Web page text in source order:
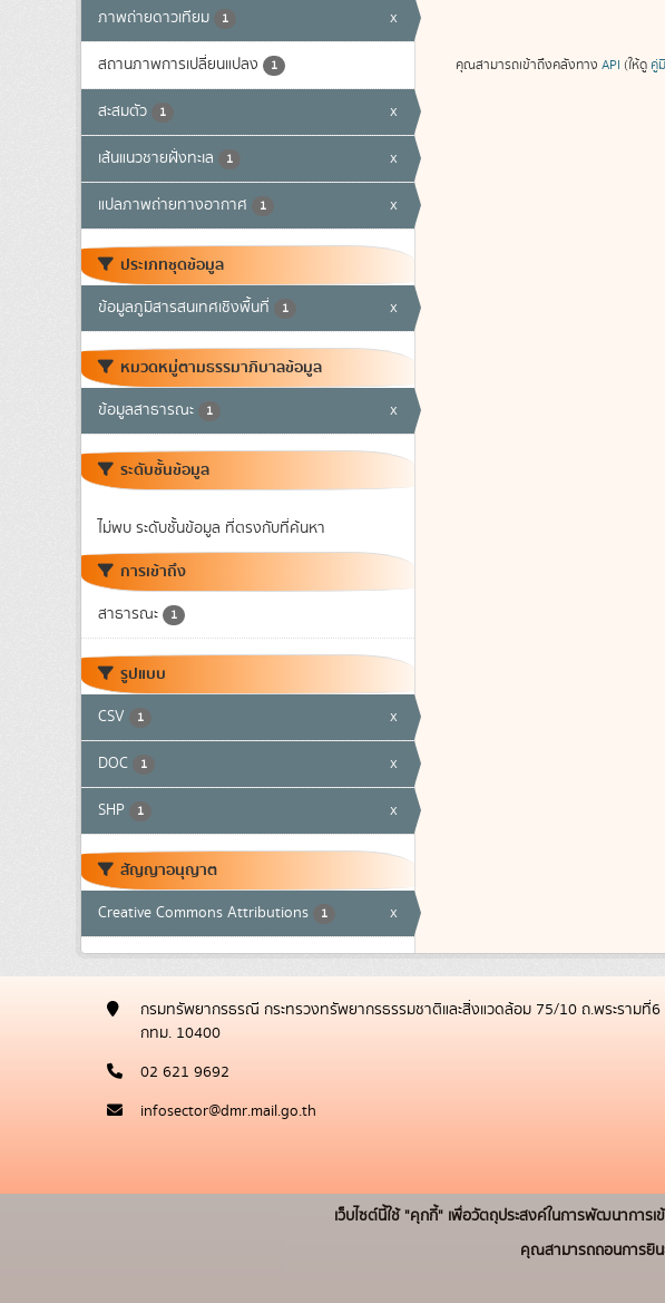
ภาพถ่ายดาวเทียม 1 x
สถานภาพการเปลี่ยนแปลง 1
สะสมตัว 1 x
เส้นแนวชายฝั่งทะเล 1 x
แปลภาพถ่ายทางอากาศ 1 x
ประเภทชุดข้อมูล
ข้อมูลภูมิสารสนเทศเชิงพื้นที่ 1 x
หมวดหมู่ตามธรรมาภิบาลข้อมูล
ข้อมูลสาธารณะ 1 x
ระดับชั้นข้อมูล
ไม่พบ ระดับชั้นข้อมูล ที่ตรงกับที่ค้นหา
การเข้าถึง
สาธารณะ 1
รูปแบบ
CSV 1 x
DOC 1 x
SHP 1 x
สัญญาอนุญาต
Creative Commons Attributions 1 x
คุณสามารถเข้าถึงคลังทาง API (ให้ดู คู่
กรมทรัพยากรธรณี กระทรวงทรัพยากรธรรมชาติและสิ่งแวดล้อม 75/10 ถ.พระรามที่6
กทม. 10400
02 621 9692
infosector@dmr.mail.go.th
เว็บไซต์นี้ใช้ "คุกกี้" เพื่อวัตถุประสงค์ในการพัฒนากา
คุณสามารถถอนการยิ